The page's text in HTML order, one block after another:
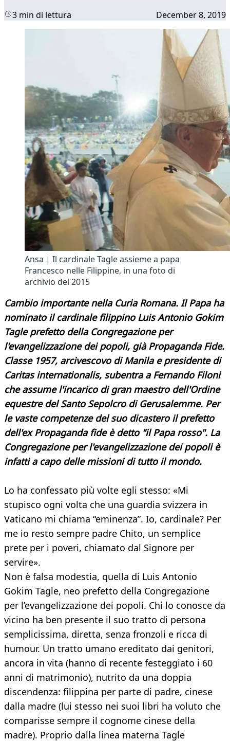
3 min di lettura December 8, 2019
Ansa | Il cardinale Tagle assieme a papa
Francesco nelle Filippine, in una foto di
archivio del 2015
Cambio importante nella Curia Romana. Il Papa ha
nominato il cardinale filippino Luis Antonio Gokim
Tagle prefetto della Congregazione per
l'evangelizzazione dei popoli, già Propaganda Fide.
Classe 1957, arcivescovo di Manila e presidente di
Caritas internationalis, subentra a Fernando Filoni
che assume l'incarico di gran maestro dell'Ordine
equestre del Santo Sepolcro di Gerusalemme. Per
le vaste competenze del suo dicastero il prefetto
dell'ex Propaganda fide è detto "il Papa rosso". La
Congregazione per l'evangelizzazione dei popoli è
infatti a capo delle missioni di tutto il mondo.
Lo ha confessato più volte egli stesso: «Mi
stupisco ogni volta che una guardia svizzera in
Vaticano mi chiama “eminenza”. Io, cardinale? Per
me io resto sempre padre Chito, un semplice
prete per i poveri, chiamato dal Signore per
servire».
Non è falsa modestia, quella di Luis Antonio
Gokim Tagle, neo prefetto della Congregazione
per l’evangelizzazione dei popoli. Chi lo conosce da
vicino ha ben presente il suo tratto di persona
semplicissima, diretta, senza fronzoli e ricca di
humour. Un tratto umano ereditato dai genitori,
ancora in vita (hanno di recente festeggiato i 60
anni di matrimonio), nutrito da una doppia
discendenza: filippina per parte di padre, cinese
dalla madre (lui stesso nei suoi libri ha voluto che
comparisse sempre il cognome cinese della
madre). Proprio dalla linea materna Tagle